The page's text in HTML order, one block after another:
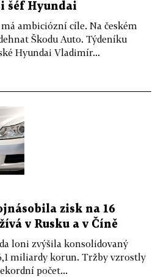
šéf Hyundai
ambiciózní cíle. Na českém
Škodu Auto. Týdeníku
Hyundai Vladimír...
zisk na 16
v Rusku a v Číně
loni zvýšila konsolidovaný
miliardy korun. Tržby vzrostly
počet...